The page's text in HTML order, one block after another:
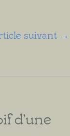
suivant →
d’une